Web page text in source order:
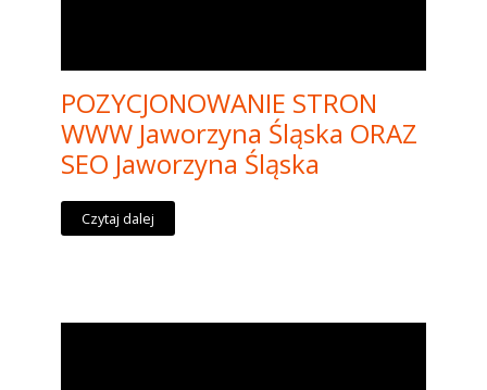
POZYCJONOWANIE STRON
WWW Jaworzyna Śląska ORAZ
SEO Jaworzyna Śląska
Czytaj dalej